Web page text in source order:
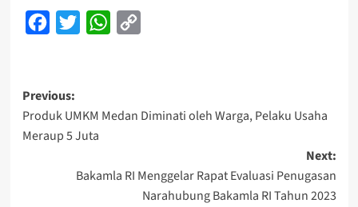
Facebook
Twitter WhatsApp
Post
navigation
Previous:
Produk UMKM Medan Diminati oleh Warga, Pelaku Usaha
Meraup 5 Juta
Next:
Bakamla RI Menggelar Rapat Evaluasi Penugasan
Narahubung Bakamla RI Tahun 2023